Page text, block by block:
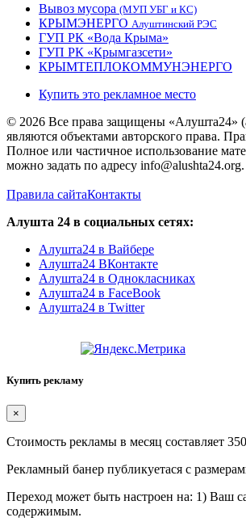
Вывоз мусора (МУП УБГ и КС)
КРЫМЭНЕРГО Алуштинский РЭС
ГУП РК «Вода Крыма»
ГУП РК «Крымгазсети»
КРЫМТЕПЛОКОММУНЭНЕРГО
Купить это рекламное место
© 2026 Все права защищены «Алушта24»
являются объектами авторского права.
Полное или частичное использование
можно задать по адресу info@alushta24.org.
Правила сайтаКонтакты
Алушта 24 в социальных сетях:
Алушта24 в Вайбере
Алушта24 ВКонтакте
Алушта24 в Однокласниках
Алушта24 в FaceBook
Алушта24 в Twitter
Купить рекламу
×
Стоимость рекламы в месяц составляет
Рекламный банер публикуетася с
Переход может быть настроен на: 1) Ваш
содержимым.